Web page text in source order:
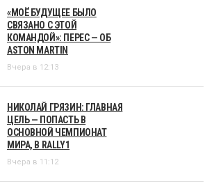
«МОЁ БУДУЩЕЕ БЫЛО
СВЯЗАНО С ЭТОЙ
КОМАНДОЙ»: ПЕРЕС — ОБ
ASTON MARTIN
Вчера в 12:13
НИКОЛАЙ ГРЯЗИН: ГЛАВНАЯ
ЦЕЛЬ — ПОПАСТЬ В
ОСНОВНОЙ ЧЕМПИОНАТ
МИРА, В RALLY1
Вчера в 11:12